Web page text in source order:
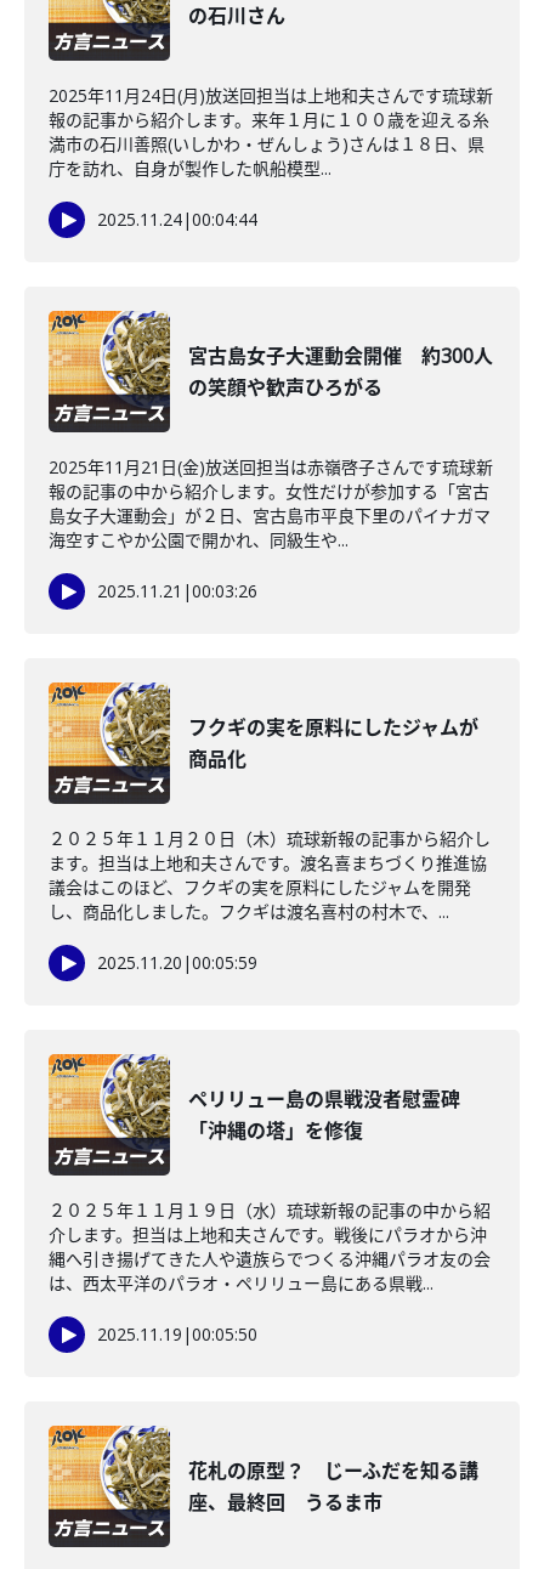
の石川さん
2025年11月24日(月)放送回担当は上地和夫さんです琉球新
報の記事から紹介します。来年１月に１００歳を迎える糸
満市の石川善照(いしかわ・ぜんしょう)さんは１８日、県
庁を訪れ、自身が製作した帆船模型...
2025.11.24|00:04:44
宮古島女子大運動会開催 約300人
の笑顔や歓声ひろがる
2025年11月21日(金)放送回担当は赤嶺啓子さんです琉球新
報の記事の中から紹介します。女性だけが参加する「宮古
島女子大運動会」が２日、宮古島市平良下里のパイナガマ
海空すこやか公園で開かれ、同級生や...
2025.11.21 |00:03:26
フクギの実を原料にしたジャムが
商品化
２０２５年１１月２０日（木）琉球新報の記事から紹介し
ます。担当は上地和夫さんです。渡名喜まちづくり推進協
議会はこのほど、フクギの実を原料にしたジャムを開発
し、商品化しました。フクギは渡名喜村の村木で、...
2025.11.20 |00:05:59
ペリリュー島の県戦没者慰霊碑
「沖縄の塔」を修復
２０２５年１１月１９日（水）琉球新報の記事の中から紹
介します。担当は上地和夫さんです。戦後にパラオから沖
縄へ引き揚げてきた人や遺族らでつくる沖縄パラオ友の会
は、西太平洋のパラオ・ペリリュー島にある県戦...
2025.11.19 |00:05:50
花札の原型？ じーふだを知る講
座、最終回 うるま市